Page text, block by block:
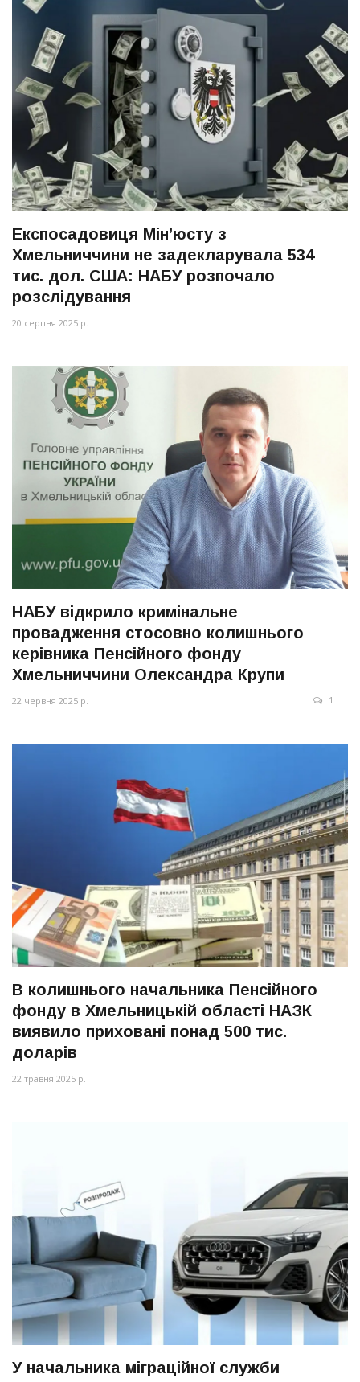
Експосадовиця Мін’юсту з
Хмельниччини не задекларувала 534
тис. дол. США: НАБУ розпочало
розслідування
20 серпня 2025 р.
НАБУ відкрило кримінальне
провадження стосовно колишнього
керівника Пенсійного фонду
Хмельниччини Олександра Крупи
22 червня 2025 р. 1
В колишнього начальника Пенсійного
фонду в Хмельницькій області НАЗК
виявило приховані понад 500 тис.
доларів
22 травня 2025 р.
У начальника міграційної служби